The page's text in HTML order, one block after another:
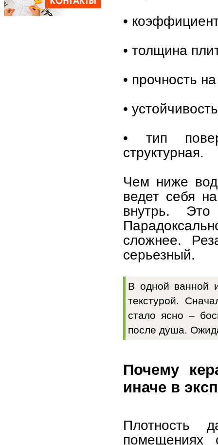
•
• толщина
• прочность
•
• тип
структурная.
Чем ниже
ведет себя
внутрь.
сложнее.
серьезный.
В одной ванной
текстурой.
стало ясно –
после душа.
Почему
иначе в
Плотность
помещениях